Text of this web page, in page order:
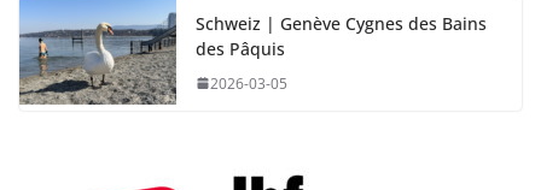
Schweiz | Genève Cygnes des Bains
des Pâquis
2026-03-05